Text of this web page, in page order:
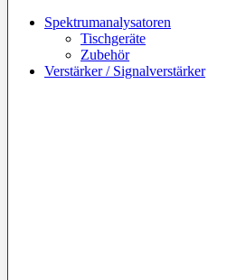
Spektrumanalysatoren
Tischgeräte
Zubehör
Verstärker / Signalverstärker